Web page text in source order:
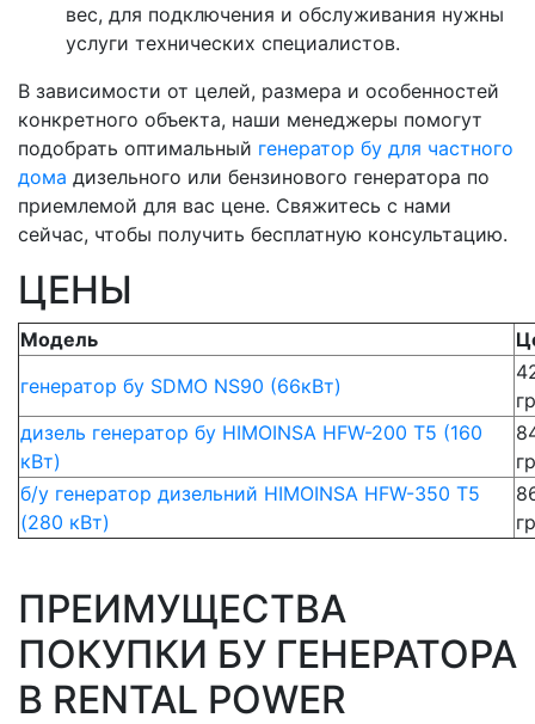
вес, для подключения и обслуживания нужны
услуги технических специалистов.
В зависимости от целей, размера и особенностей
конкретного объекта, наши менеджеры помогут
подобрать оптимальный генератор бу для частного
дома дизельного или бензинового генератора по
приемлемой для вас цене. Свяжитесь с нами
сейчас, чтобы получить бесплатную консультацию.
ЦЕНЫ
Модель
генератор бу SDMO NS90 (66кВт)
дизель генератор бу HIMOINSA HFW-200 T5 (160
кВт)
б/у генератор дизельний HIMOINSA HFW-350 T5
(280 кВт)
ПРЕИМУЩЕСТВА
ПОКУПКИ БУ ГЕНЕРАТОРА
В RENTAL POWER